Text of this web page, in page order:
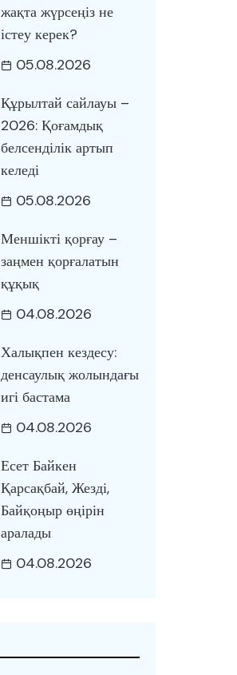
жақта жүрсеңіз не
істеу керек?
05.08.2026
Құрылтай сайлауы –
2026: Қоғамдық
белсенділік артып
келеді
05.08.2026
Меншікті қорғау –
заңмен қорғалатын
құқық
04.08.2026
Халықпен кездесу:
денсаулық жолындағы
игі бастама
04.08.2026
Есет Байкен
Қарсақбай, Жезді,
Байқоңыр өңірін
аралады
04.08.2026